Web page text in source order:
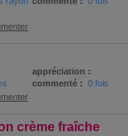
appréciation :
commenté : 0 fois
crème fraîche